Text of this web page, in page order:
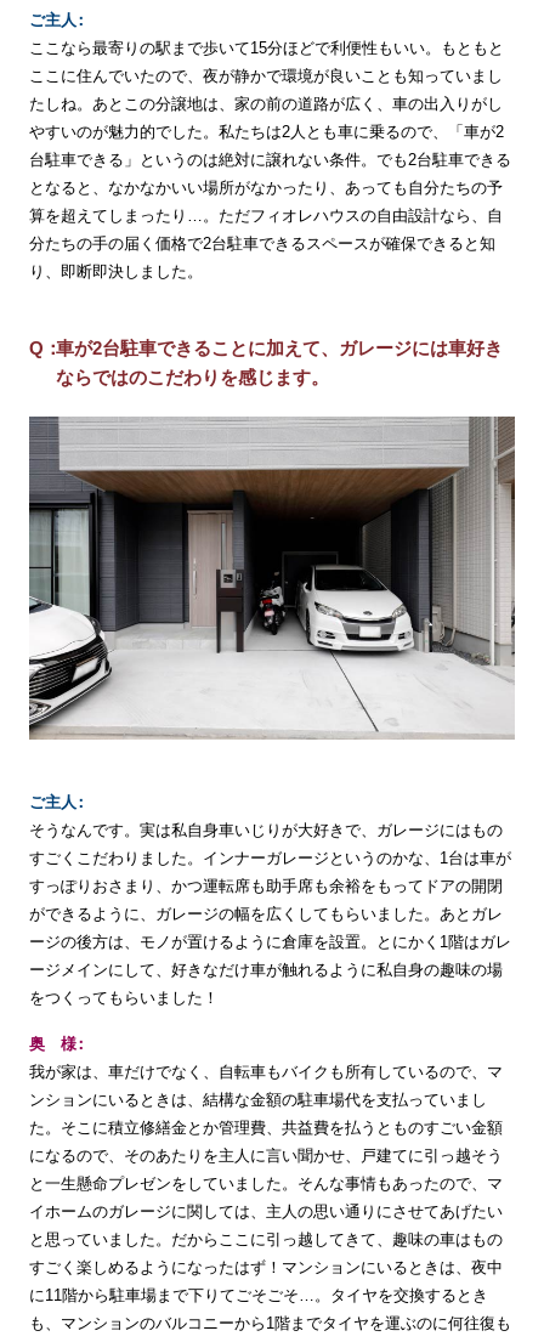
ご主人
ここなら最寄りの駅まで歩いて15分ほどで利便性もいい。もともと
ここに住んでいたので、夜が静かで環境が良いことも知っていまし
たしね。あとこの分譲地は、家の前の道路が広く、車の出入りがし
やすいのが魅力的でした。私たちは2人とも車に乗るので、「車が2
台駐車できる」というのは絶対に譲れない条件。でも2台駐車できる
となると、なかなかいい場所がなかったり、あっても自分たちの予
算を超えてしまったり…。ただフィオレハウスの自由設計なら、自
分たちの手の届く価格で2台駐車できるスペースが確保できると知
り、即断即決しました。
車が2台駐車できることに加えて、ガレージには車好き
ならではのこだわりを感じます。
ご主人
そうなんです。実は私自身車いじりが大好きで、ガレージにはもの
すごくこだわりました。インナーガレージというのかな、1台は車が
すっぽりおさまり、かつ運転席も助手席も余裕をもってドアの開閉
ができるように、ガレージの幅を広くしてもらいました。あとガレ
ージの後方は、モノが置けるように倉庫を設置。とにかく1階はガレ
ージメインにして、好きなだけ車が触れるように私自身の趣味の場
をつくってもらいました！
奥
様
我が家は、車だけでなく、自転車もバイクも所有しているので、マ
ンションにいるときは、結構な金額の駐車場代を支払っていまし
た。そこに積立修繕金とか管理費、共益費を払うとものすごい金額
になるので、そのあたりを主人に言い聞かせ、戸建てに引っ越そう
と一生懸命プレゼンをしていました。そんな事情もあったので、マ
イホームのガレージに関しては、主人の思い通りにさせてあげたい
と思っていました。だからここに引っ越してきて、趣味の車はもの
すごく楽しめるようになったはず！マンションにいるときは、夜中
に11階から駐車場まで下りてごそごそ…。タイヤを交換するとき
も、マンションのバルコニーから1階までタイヤを運ぶのに何往復も